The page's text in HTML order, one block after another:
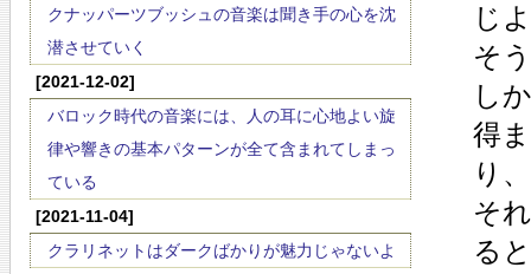
クナッパーツブッシュの音楽は聞き手の心を沈
潜させていく
[2021-12-02]
バロック時代の音楽には、人の耳に心地よい旋
律や響きの基本パターンが全て含まれてしまっ
ている
[2021-11-04]
クラリネットはダークばかりが魅力じゃないよ
じ
そ
し
得
り
そ
る